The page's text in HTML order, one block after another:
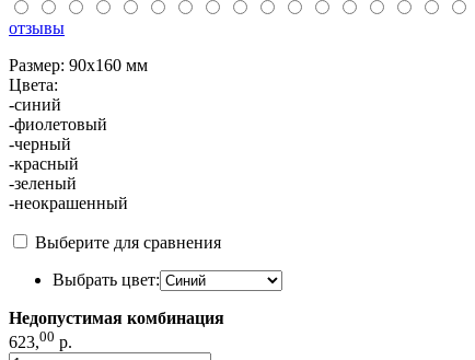
отзывы
Размер: 90х160 мм
Цвета:
-синий
-фиолетовый
-черный
-красный
-зеленый
-неокрашенный
Выберите для сравнения
Выбрать цвет:
Недопустимая комбинация
623,00 р.